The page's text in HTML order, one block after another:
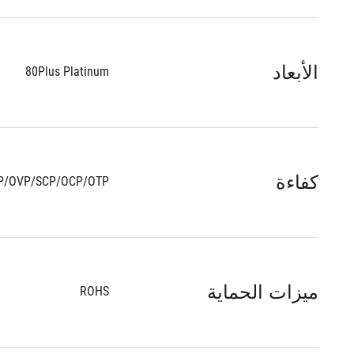
الأبعاد 80Plus Platinum
كفاءة OVP/SCP/OCP/OTP
ميزات الحماية ROHS